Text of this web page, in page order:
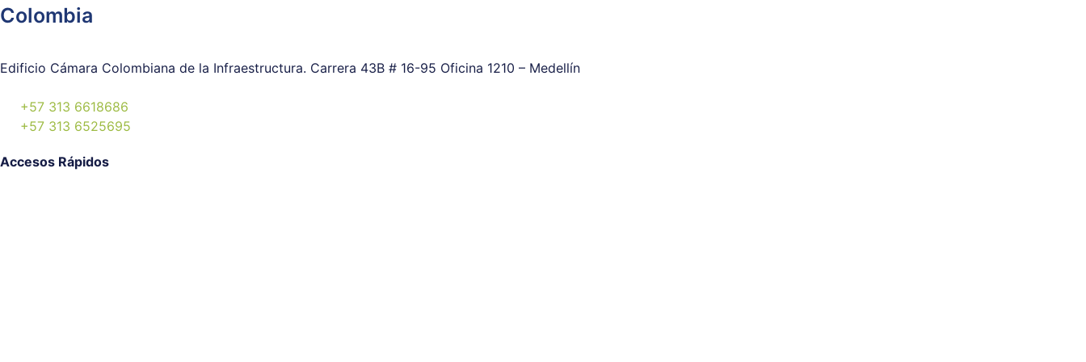
Colombia
Edificio Cámara Colombiana de la Infraestructura. Carrera 43B # 16-95 Oficina 1210 – Medellín
+57 313 6618686
+57 313 6525695
Accesos Rápidos